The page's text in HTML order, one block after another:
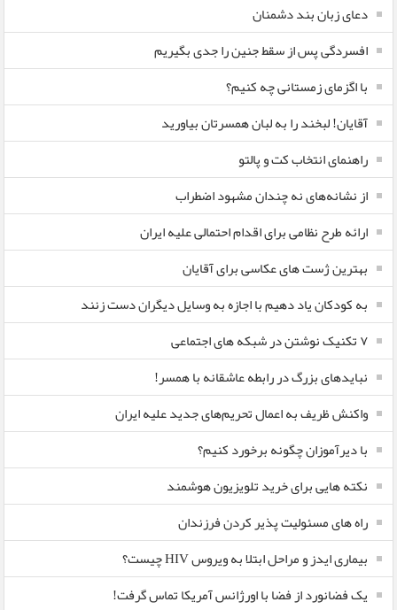
دعای زبان بند دشمنان
افسردگی پس از سقط جنین را جدی بگیریم
با اگزمای زمستانی چه کنیم؟
آقایان! لبخند را به لبان همسرتان بیاورید
راهنمای انتخاب کت و پالتو
از نشانه‌های نه چندان مشهود اضطراب
ارائه طرح نظامی برای اقدام احتمالی علیه ایران
بهترین ژست های عکاسی برای آقایان
به کودکان یاد دهیم با اجازه به وسایل دیگران دست زنند
۷ تکنیک نوشتن در شبکه های اجتماعی
نبایدهای بزرگ در رابطه عاشقانه با همسر!
واکنش ظریف به اعمال تحریم‌های جدید علیه ایران
با دیرآموزان چگونه برخورد کنیم؟
نکته هایی برای خرید تلویزیون هوشمند
راه های مسئولیت پذیر کردن فرزندان
بیماری ایدز و مراحل ابتلا به ویروس HIV چیست؟
یک فضانورد از فضا با اورژانس آمریکا تماس گرفت!